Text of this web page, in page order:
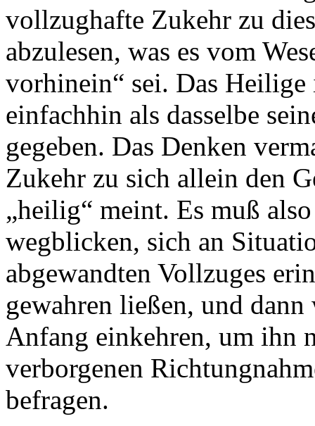
vollzughafte Zukehr zu
abzulesen, was es vom
vorhinein“ sei. Das
einfachhin als dasselbe
gegeben. Das Denken
Zukehr zu sich allein den
„heilig“ meint. Es muß
wegblicken, sich an
abgewandten Vollzuges
gewahren ließen, und
Anfang einkehren, um ihn
verborgenen
befragen.